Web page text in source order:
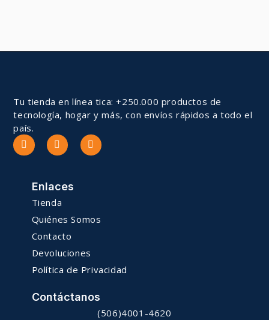
Tu tienda en línea tica: +250.000 productos de
tecnología, hogar y más, con envíos rápidos a todo el
país.
Enlaces
Tienda
Quiénes Somos
Contacto
Devoluciones
Política de Privacidad
Contáctanos
(506)4001-4620